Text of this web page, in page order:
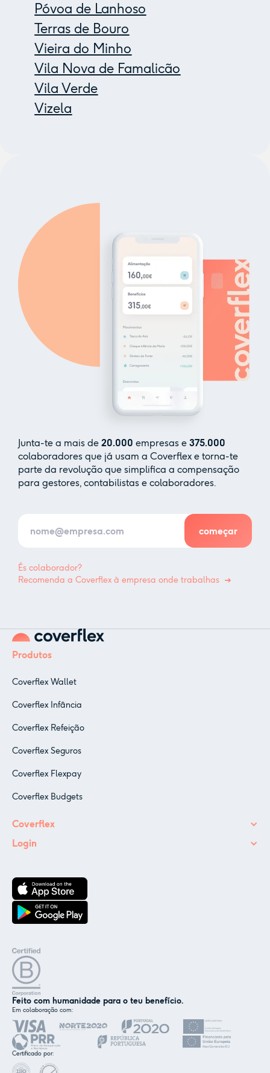
Póvoa de Lanhoso
Terras de Bouro
Vieira do Minho
Vila Nova de Famalicão
Vila Verde
Vizela
Junta-te a mais de 20.000 empresas e 375.000
colaboradores que já usam a Coverflex e torna-te
parte da revolução que simplifica a compensação
para gestores, contabilistas e colaboradores.
És colaborador?
Recomenda a Coverflex à empresa onde trabalhas
Produtos
Coverflex Wallet
Coverflex Infância
Coverflex Refeição
Coverflex Seguros
Coverflex Flexpay
Coverflex Budgets
Coverflex
Login
Feito com humanidade para o teu benefício.
Em colaboração com:
Certificado por:
Nós e os nossos parceiros usamos cookies ou
tecnologias semelhantes, conforme
mencionado na